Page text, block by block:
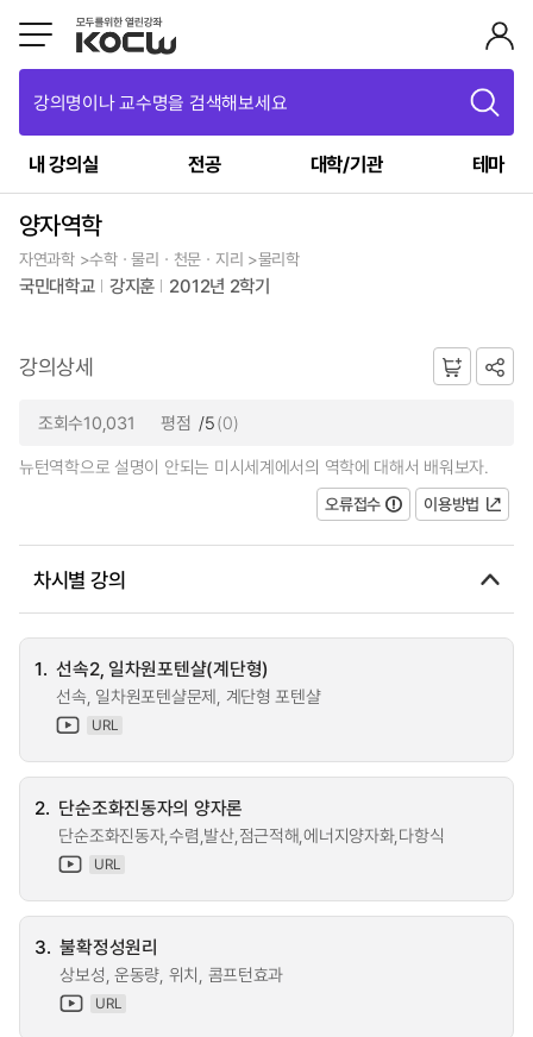
강의명이나 교수명을 검색해보세요
내 강의실 전공 대학/기관 테마
양자역학
자연과학 >수학ㆍ물리ㆍ천문ㆍ지리 >물리학
국민대학교 강지훈 2012년 2학기
강의상세
조회수10,031 평점 /5(0)
뉴턴역학으로 설명이 안되는 미시세계에서의 역학에 대해서 배워보자.
오류접수
이용방법
차시별 강의
1. 선속2, 일차원포텐샬(계단형)
선속, 일차원포텐샬문제, 계단형 포텐샬
URL
2. 단순조화진동자의 양자론
단순조화진동자,수렴,발산,점근적해,에너지양자화,다항식
URL
3. 불확정성원리
상보성, 운동량, 위치, 콤프턴효과
URL